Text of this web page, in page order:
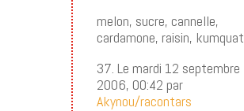
melon, sucre, cannelle,
cardamone, raisin, kumquat
37. Le mardi 12 septembre
2006, 00:42 par
Akynou/racontars